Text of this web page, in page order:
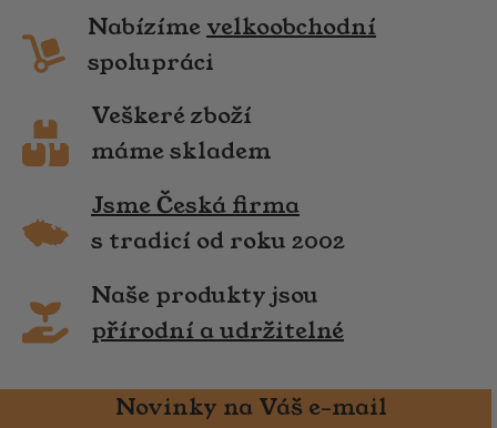
Nabízíme velkoobchodní
spolupráci
Veškeré zboží
máme skladem
Jsme Česká firma
s tradicí od roku 2002
Naše produkty jsou
přírodní a udržitelné
Novinky na Váš e-mail